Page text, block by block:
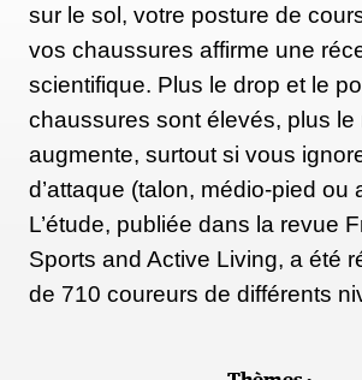
sur le sol, votre posture de
vos chaussures affirme une
scientifique. Plus le drop et le
chaussures sont élevés, plus le
augmente, surtout si vous
d’attaque (talon, médio-pied ou
L’étude, publiée dans la revue
Sports and Active Living, a été
de 710 coureurs de différents